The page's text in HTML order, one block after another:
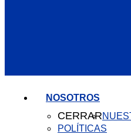
NOSOTROS
CERRAR
POLÍTICAS